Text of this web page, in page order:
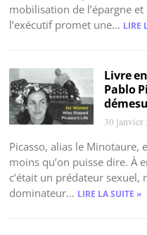
mobilisation de l’épargne
l’exécutif promet une... LIRE
Livre
Pablo
30 janvier
Picasso, alias le Minotaure,
moins qu’on puisse dire. À
c’était un prédateur sexuel,
dominateur... LIRE LA SUITE »